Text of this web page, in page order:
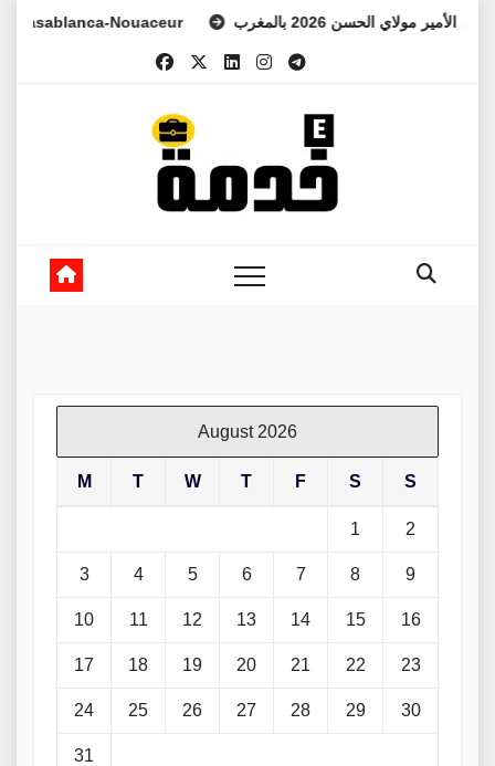
Nouaceur الأمير مولاي الحسن 2026 بالمغرب
August 2026
M T W T F S S
1 2
3 4 5 6 7 8 9
10 11 12 13 14 15 16
17 18 19 20 21 22 23
24 25 26 27 28 29 30
31